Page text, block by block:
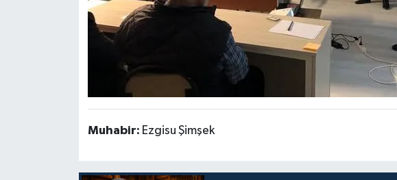
Muhabir: Ezgisu Şimşek